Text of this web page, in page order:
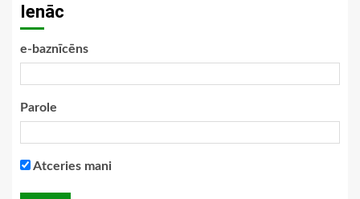
Ienāc
e-baznīcēns
Parole
Atceries mani